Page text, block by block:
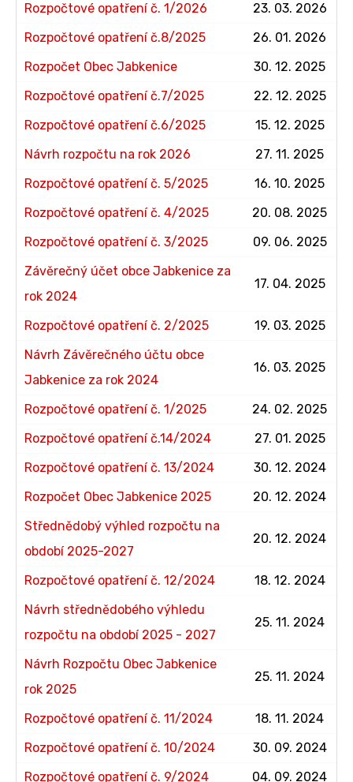
Rozpočtové opatření č. 1/2026
23. 03. 2026
Rozpočtové opatření č.8/2025
26. 01. 2026
Rozpočet Obec Jabkenice
30. 12. 2025
Rozpočtové opatření č.7/2025
22. 12. 2025
Rozpočtové opatření č.6/2025
15. 12. 2025
Návrh rozpočtu na rok 2026
27. 11. 2025
Rozpočtové opatření č. 5/2025
16. 10. 2025
Rozpočtové opatření č. 4/2025
20. 08. 2025
Rozpočtové opatření č. 3/2025
09. 06. 2025
Závěrečný účet obce Jabkenice za
rok 2024
17. 04. 2025
Rozpočtové opatření č. 2/2025
19. 03. 2025
Návrh Závěrečného účtu obce
Jabkenice za rok 2024
16. 03. 2025
Rozpočtové opatření č. 1/2025
24. 02. 2025
Rozpočtové opatření č.14/2024
27. 01. 2025
Rozpočtové opatření č. 13/2024
30. 12. 2024
Rozpočet Obec Jabkenice 2025
20. 12. 2024
Střednědobý výhled rozpočtu na
období 2025-2027
20. 12. 2024
Rozpočtové opatření č. 12/2024
18. 12. 2024
Návrh střednědobého výhledu
rozpočtu na období 2025 - 2027
25. 11. 2024
Návrh Rozpočtu Obec Jabkenice
rok 2025
25. 11. 2024
Rozpočtové opatření č. 11/2024
18. 11. 2024
Rozpočtové opatření č. 10/2024
30. 09. 2024
Rozpočtové opatření č. 9/2024
04. 09. 2024